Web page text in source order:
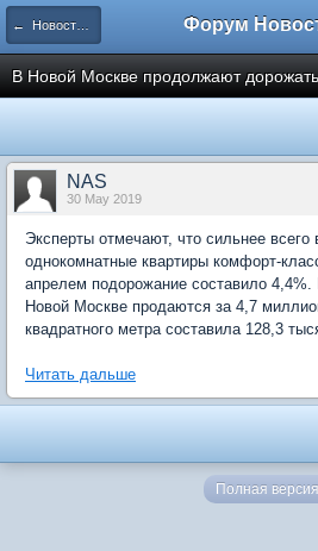
← Новости рынка недвижимости
В Новой Москве продолжают
NAS
30 May 2019
Эксперты отмечают, что сильнее всего
однокомнатные квартиры комфорт-
апрелем подорожание составило
Новой Москве продаются за 4,7
квадратного метра составила 128,3
Читать дальше
Полная версия